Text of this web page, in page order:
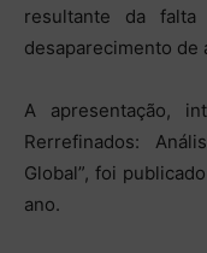
resultante da
desaparecimento de
A apresentação,
Rerrefinados:
Global”, foi
ano.